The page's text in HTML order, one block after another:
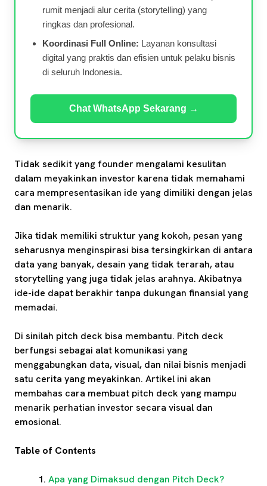
rumit menjadi alur cerita (storytelling) yang
ringkas dan profesional.
Koordinasi Full Online: Layanan konsultasi
digital yang praktis dan efisien untuk pelaku bisnis
di seluruh Indonesia.
Chat WhatsApp Sekarang →
Tidak sedikit yang founder mengalami kesulitan
dalam meyakinkan investor karena tidak memahami
cara mempresentasikan ide yang dimiliki dengan jelas
dan menarik.
Jika tidak memiliki struktur yang kokoh, pesan yang
seharusnya menginspirasi bisa tersingkirkan di antara
data yang banyak, desain yang tidak terarah, atau
storytelling yang juga tidak jelas arahnya. Akibatnya
ide-ide dapat berakhir tanpa dukungan finansial yang
memadai.
Di sinilah pitch deck bisa membantu. Pitch deck
berfungsi sebagai alat komunikasi yang
menggabungkan data, visual, dan nilai bisnis menjadi
satu cerita yang meyakinkan. Artikel ini akan
membahas cara membuat pitch deck yang mampu
menarik perhatian investor secara visual dan
emosional.
Table of Contents
Apa yang Dimaksud dengan Pitch Deck?